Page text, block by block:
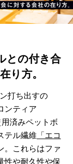
との付き合
り方。
打ち出すの
ンティア
用済みペットボ
テル繊維 「エコ
。これらはファ
性や耐久性や保